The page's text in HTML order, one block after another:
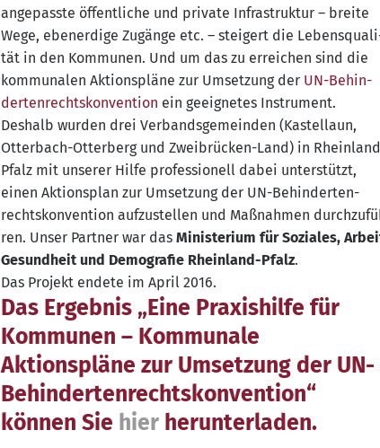
ange­pass­te öffent­li­che und pri­va­te Infra­struk­tur – brei­te
Wege, eben­erdi­ge Zugän­ge etc. – stei­gert die
tät in den Kom­mu­nen. Und um das zu errei­chen sind die
kom­mu­na­len Akti­ons­plä­ne zur Umset­zung der UN-Behin­
der­ten­rechts­kon­ven­ti­on ein geeig­ne­tes Instrument.
Des­halb wur­den drei Ver­bands­ge­mein­den (Kas­tellaun,
Otter­bach-Otter­berg und Zwei­brü­cken-Land) in
Pfalz mit unse­rer Hil­fe pro­fes­sio­nell dabei unter­stützt,
einen Akti­ons­plan zur Umset­zung der UN-Behin­der­ten­
rechts­kon­ven­ti­on auf­zu­stel­len und Maß­nah­men
ren. Unser Part­ner war dasMinis­te­ri­um für Sozia­les,
Gesund­heit und Demo­gra­fie Rhein­land-Pfalz.
Das Pro­jekt ende­te im April 2016.
Das Ergebnis „Eine Praxishilfe für
Kommunen – Kommunale
Aktionspläne zur Umsetzung der UN-
Behindertenrechtskonvention“
können Sie hier herunterladen.